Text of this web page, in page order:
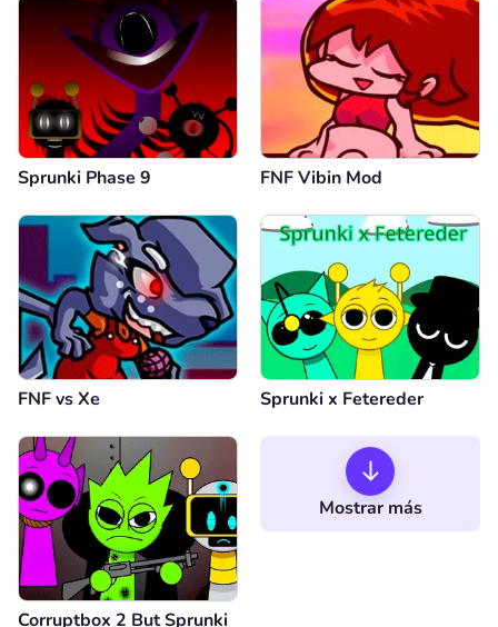
Sprunki Phase 9 FNF Vibin Mod
FNF vs Xе Sprunki x Fetereder
Corruptbox 2 But Sprunki
Mostrar más